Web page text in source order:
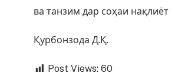
ва танзим дар соҳаи нақлиёт
Қурбонзода Д.Қ.
Post Views: 60